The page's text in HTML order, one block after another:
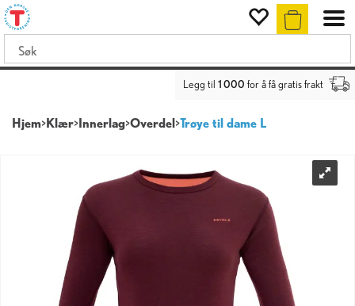
Legg til 1 000 for å få gratis frakt
Hjem>Klær>Innerlag>Overdel>Trøye til dame L